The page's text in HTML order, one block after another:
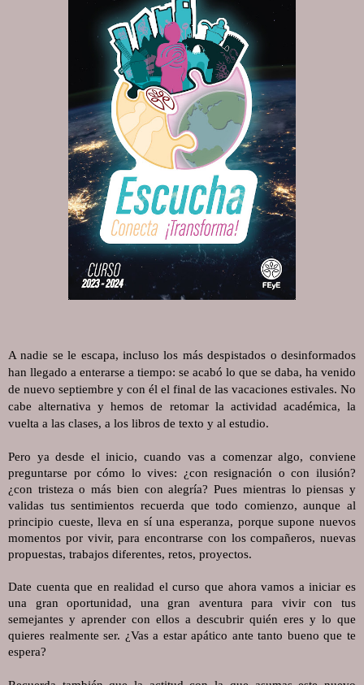
A nadie se le escapa, incluso los más despistados o desinformados
han llegado a enterarse a tiempo: se acabó lo que se daba, ha venido
de nuevo septiembre y con él el final de las vacaciones estivales. No
cabe alternativa y hemos de retomar la actividad académica, la
vuelta a las clases, a los libros de texto y al estudio.
Pero ya desde el inicio, cuando vas a comenzar algo, conviene
preguntarse por cómo lo vives: ¿con resignación o con ilusión?
¿con tristeza o más bien con alegría? Pues mientras lo piensas y
validas tus sentimientos recuerda que todo comienzo, aunque al
principio cueste, lleva en sí una esperanza, porque supone nuevos
momentos por vivir, para encontrarse con los compañeros, nuevas
propuestas, trabajos diferentes, retos, proyectos.
Date cuenta que en realidad el curso que ahora vamos a iniciar es
una gran oportunidad, una gran aventura para vivir con tus
semejantes y aprender con ellos a descubrir quién eres y lo que
quieres realmente ser. ¿Vas a estar apático ante tanto bueno que te
espera?